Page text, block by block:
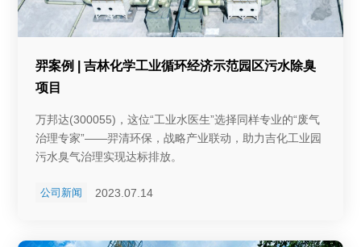
羿案例 | 吉林化学工业循环经济示范园区污水除臭
项目
万邦达(300055)，这位“工业水医生”选择同样专业的“废气
治理专家”——羿清环保，战略产业联动，助力吉化工业园
污水臭气治理实现达标排放。
公司新闻 2023.07.14